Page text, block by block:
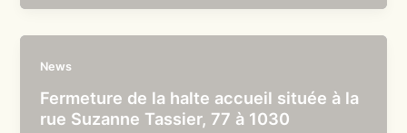
News
Fermeture de la halte accueil située à la
rue Suzanne Tassier, 77 à 1030